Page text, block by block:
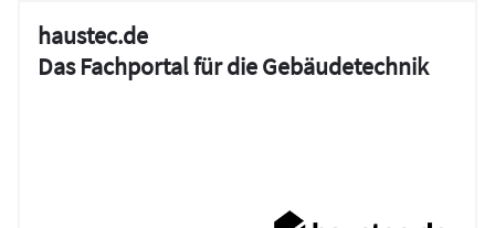
haustec.de
Das Fachportal für die Gebäudetechnik